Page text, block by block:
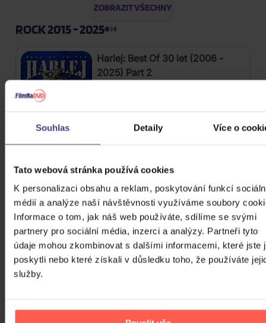
Souhlas Detaily Více o
Tato webová stránka používá cookies
K personalizaci obsahu a reklam, poskytování funkcí
médií a analýze naší návštěvnosti využíváme soubory
Informace o tom, jak náš web používáte, sdílíme se svými
partnery pro sociální média, inzerci a analýzy. Partneři tyto
údaje mohou zkombinovat s dalšími informacemi, které jste
poskytli nebo které získali v důsledku toho, že používáte
služby.
ZOBRAZIT VŠECHNY
ROCK 2015 - 2025
Harlej: Best Of 30 let (2006 -
2025) Part 2
4CD
Skladem 439 Kč
Mišík Vladimír: Vteřiny, měsíce a
roky